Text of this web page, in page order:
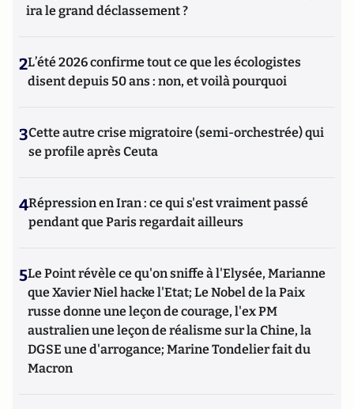
ira le grand déclassement ?
2L’été 2026 confirme tout ce que les écologistes
disent depuis 50 ans : non, et voilà pourquoi
3Cette autre crise migratoire (semi-orchestrée) qui
se profile après Ceuta
4Répression en Iran : ce qui s'est vraiment passé
pendant que Paris regardait ailleurs
5Le Point révèle ce qu'on sniffe à l'Elysée, Marianne
que Xavier Niel hacke l'Etat; Le Nobel de la Paix
russe donne une leçon de courage, l'ex PM
australien une leçon de réalisme sur la Chine, la
DGSE une d'arrogance; Marine Tondelier fait du
Macron